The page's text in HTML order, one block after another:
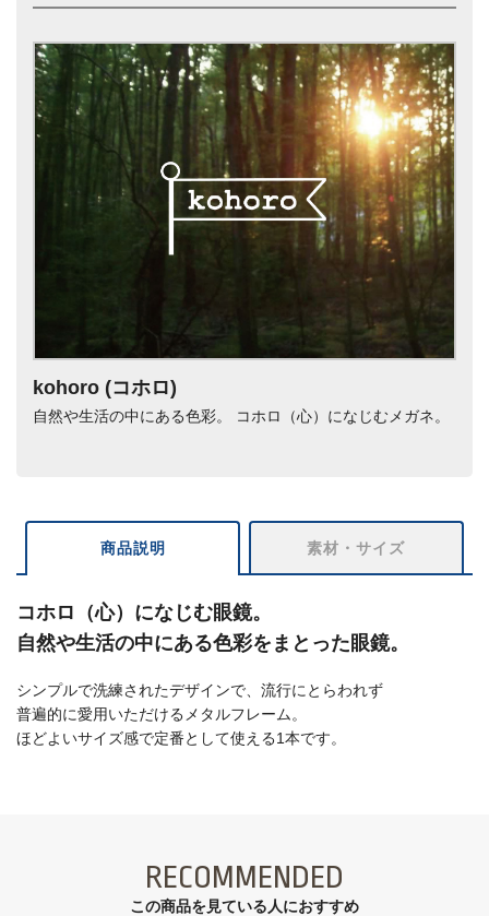
kohoro (コホロ)
自然や生活の中にある色彩。 コホロ（心）になじむメガネ。
商品説明 素材・サイズ
コホロ（心）になじむ眼鏡。
自然や生活の中にある色彩をまとった眼鏡。
シンプルで洗練されたデザインで、流行にとらわれず
普遍的に愛用いただけるメタルフレーム。
ほどよいサイズ感で定番として使える1本です。
RECOMMENDED
この商品を見ている⼈におすすめ